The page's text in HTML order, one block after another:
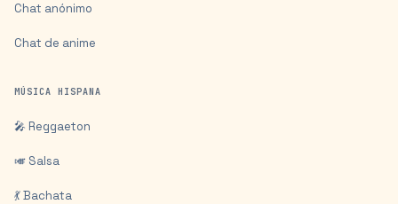
Chat anónimo
Chat de anime
MÚSICA HISPANA
🎤 Reggaeton
🎺 Salsa
💃 Bachata